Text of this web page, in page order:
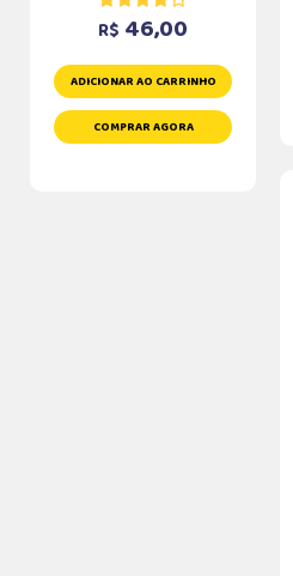
R$ 46,00
ADICIONAR AO CARRINHO
COMPRAR AGORA